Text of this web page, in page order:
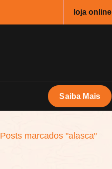
loja online
Saiba Mais
Posts marcados "alasca"